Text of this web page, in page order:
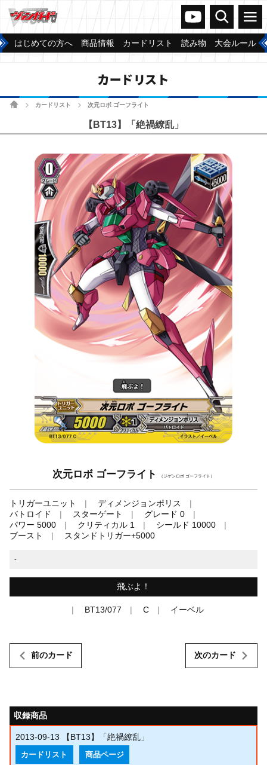
ヴァンガードch
検索 メニュー
はじめての方へ 商品情報 カードリスト 読み物 大会ルール
カードリスト
ホームカードリスト 次元ロボ ゴーフライト
【BT13】「絶禍繚乱」
次元ロボ ゴーフライト （ジゲンロボ ゴーフライト）
トリガーユニット
ディメンジョンポリス
バトロイド
スターゲート
グレード 0
パワー 5000
クリティカル 1
シールド 10000
ブースト
スタンドトリガー+5000
-
飛ぶよ！
BT13/077 C イーベル
前のカード 次のカード
収録商品
2013-09-13 【BT13】「絶禍繚乱」
カードリスト 商品ページ